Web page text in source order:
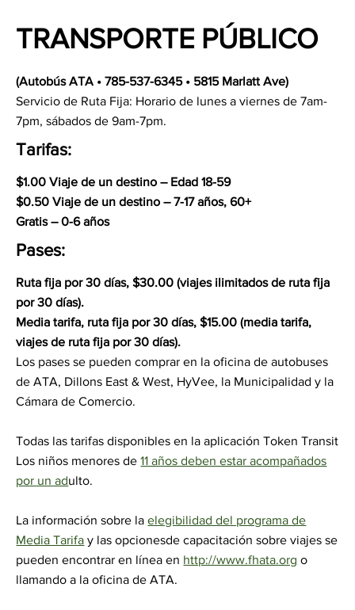
TRANSPORTE PÚBLICO
(Autobús ATA • 785-537-6345 • 5815 Marlatt Ave)
Servicio de Ruta Fija: Horario de lunes a viernes de 7am-
7pm, sábados de 9am-7pm.
Tarifas:
$1.00 Viaje de un destino – Edad 18-59
$0.50 Viaje de un destino – 7-17 años, 60+
Gratis – 0-6 años
Pases:
Ruta fija por 30 días, $30.00 (viajes ilimitados de ruta fija
por 30 días).
Media tarifa, ruta fija por 30 días, $15.00 (media tarifa,
viajes de ruta fija por 30 días).
Los pases se pueden comprar en la oficina de autobuses
de ATA, Dillons East & West, HyVee, la Municipalidad y la
Cámara de Comercio.
Todas las tarifas disponibles en la aplicación Token Transit
Los niños menores de11 años deben estar acompañados
por un adulto.
La información sobre laelegibilidad del programa de
Media Tarifa y las opcionesde capacitación sobre viajes se
pueden encontrar en línea en http://www.fhata.org o
llamando a la oficina de ATA.